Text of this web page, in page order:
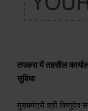
तपकरा में तहसील
सुविधा
मुख्यमंत्री श्री